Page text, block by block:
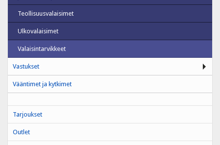
Teollisuusvalaisimet
Ulkovalaisimet
Valaisintarvikkeet
Vastukset
Vääntimet ja kytkimet
Tarjoukset
Outlet